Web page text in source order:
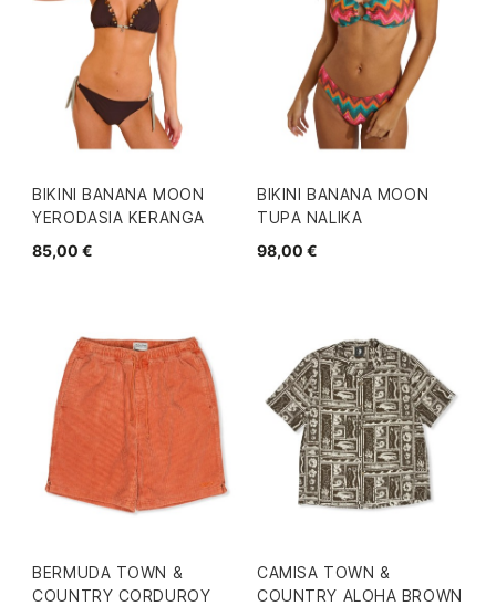
BIKINI BANANA MOON
YERODASIA KERANGA
85,00 €
BIKINI BANANA MOON
TUPA NALIKA
98,00 €
BERMUDA TOWN &
COUNTRY CORDUROY
CAMISA TOWN &
COUNTRY ALOHA BROWN